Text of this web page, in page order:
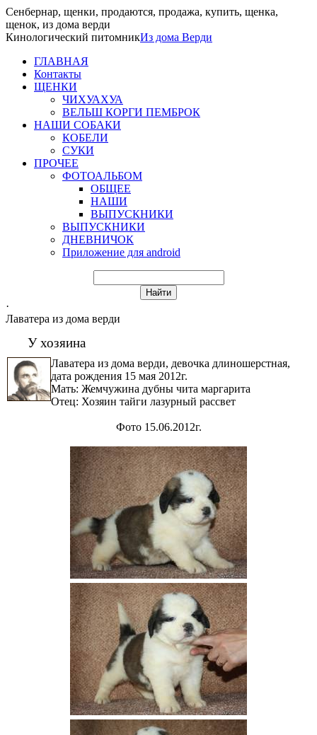
Сенбернар, щенки, продаются, продажа, купить, щенка,
щенок, из дома верди
Кинологический питомникИз дома Верди
ГЛАВНАЯ
Контакты
ЩЕНКИ
ЧИХУАХУА
ВЕЛЬШ КОРГИ ПЕМБРОК
НАШИ СОБАКИ
КОБЕЛИ
СУКИ
ПРОЧЕЕ
ФОТОАЛЬБОМ
ОБЩЕЕ
НАШИ
ВЫПУСКНИКИ
ВЫПУСКНИКИ
ДНЕВНИЧОК
Приложение для android
·
Лаватера из дома верди
У хозяина
Лаватера из дома верди, девочка длиношерстная,
дата рождения 15 мая 2012г.
Мать: Жемчужина дубны чита маргарита
Отец: Хозяин тайги лазурный рассвет
Фото 15.06.2012г.